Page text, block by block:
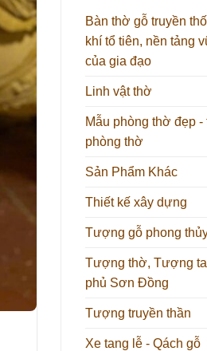
Bàn thờ gỗ truyền
khí tổ tiên, nền tảng
của gia đạo
Linh vật thờ
Mẫu phòng thờ đẹp -
phòng thờ
Sản Phẩm Khác
Thiết kế xây dựng
Tượng gỗ phong
Tượng thờ, Tượng
phủ Sơn Đồng
Tượng truyền thần
Xe tang lễ - Qách gỗ